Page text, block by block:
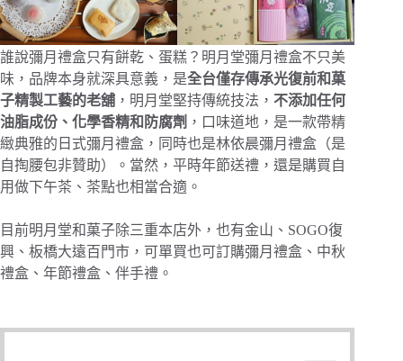
誰說彌月禮盒只有餅乾、蛋糕？明月堂彌月禮盒不只美
味，品牌本身就深具意義，是全台僅存傳承光復前和菓
子精製工藝的老舖 ，明月堂堅持傳統技法， 不添加任何
油脂成份、化學香精和防腐劑 ，口味道地，是一款帶精
緻典雅的日式彌月禮盒，同時也是林依晨彌月禮盒（是
自掏腰包非贊助）。當然，平時年節送禮，還是購買自
用做下午茶、茶點也相當合適。
目前明月堂和菓子除三重本店外，也有金山、SOGO復
興、板橋大遠百門市，可單買也可訂購彌月禮盒、中秋
禮盒、年節禮盒、伴手禮。